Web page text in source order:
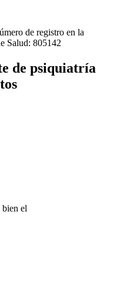
de registro en la
Salud: 805142
de psiquiatría
bien el